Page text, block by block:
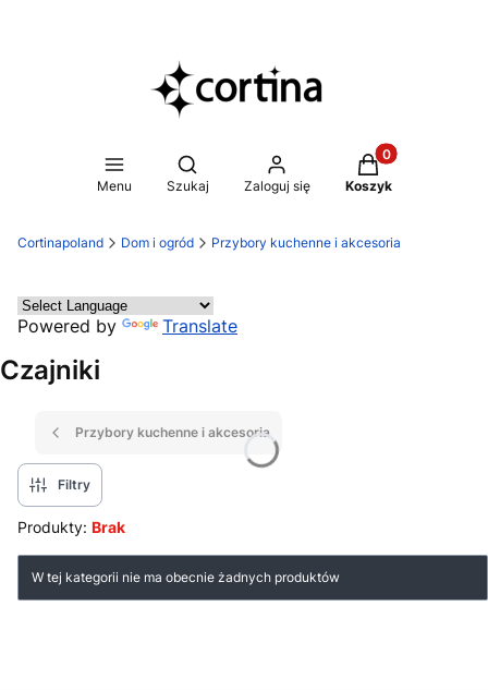
Menu
Otwórz wyszukiwarkę
Szukaj Zaloguj się
Produkty w
Koszyk
Cortinapoland Dom i ogród Przybory kuchenne i akcesoria
Powered by Translate
Czajniki
Przybory kuchenne i akcesoria
Filtry
Produkty: Brak
Lista produktów
W tej kategorii nie ma obecnie żadnych produktów